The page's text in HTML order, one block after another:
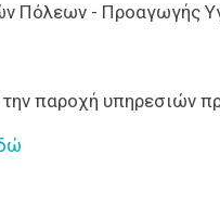
Πόλεων - Προαγωγής
παροχή υπηρεσιών